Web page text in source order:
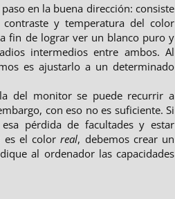
en la buena dirección: consiste
y temperatura del color
fin de lograr ver un blanco puro y
intermedios entre ambos. Al
es ajustarlo a un determinado
del monitor se puede recurrir a
con eso no es suficiente. Si
pérdida de facultades y estar
es el colorreal, debemos crear un
al ordenador las capacidades